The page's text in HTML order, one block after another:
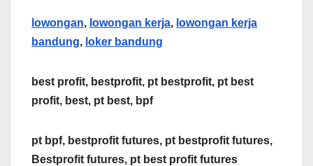
lowongan, lowongan kerja, lowongan kerja
bandung, loker bandung
best profit, bestprofit, pt bestprofit, pt best
profit, best, pt best, bpf
pt bpf, bestprofit futures, pt bestprofit futures,
Bestprofit futures, pt best profit futures